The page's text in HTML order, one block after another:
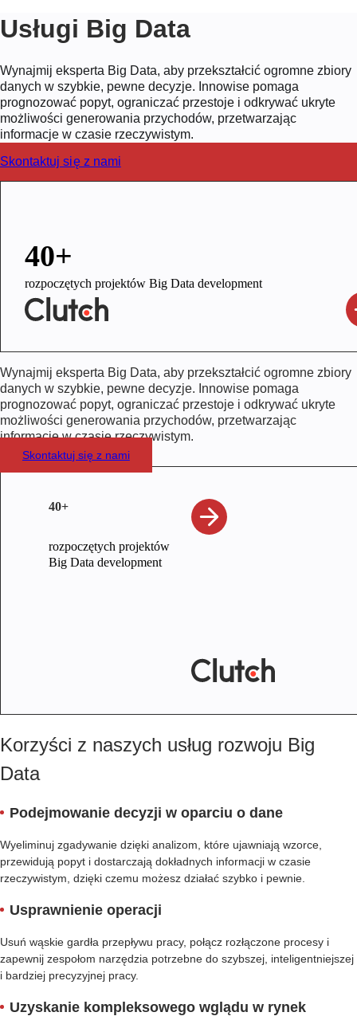
Usługi Big Data
Wynajmij eksperta Big Data, aby przekształcić ogromne zbiory
danych w szybkie, pewne decyzje. Innowise pomaga
prognozować popyt, ograniczać przestoje i odkrywać ukryte
możliwości generowania przychodów, przetwarzając
informacje w czasie rzeczywistym.
Skontaktuj się z nami
40+
rozpoczętych projektów Big Data development
Wynajmij eksperta Big Data, aby przekształcić ogromne zbiory
danych w szybkie, pewne decyzje. Innowise pomaga
prognozować popyt, ograniczać przestoje i odkrywać ukryte
możliwości generowania przychodów, przetwarzając
informacje w czasie rzeczywistym.
Skontaktuj się z nami
40+
rozpoczętych projektów
Big Data development
Korzyści z naszych usług rozwoju Big
Data
Podejmowanie decyzji w oparciu o dane
Wyeliminuj zgadywanie dzięki analizom, które ujawniają wzorce,
przewidują popyt i dostarczają dokładnych informacji w czasie
rzeczywistym, dzięki czemu możesz działać szybko i pewnie.
Usprawnienie operacji
Usuń wąskie gardła przepływu pracy, połącz rozłączone procesy i
zapewnij zespołom narzędzia potrzebne do szybszej, inteligentniejszej
i bardziej precyzyjnej pracy.
Uzyskanie kompleksowego wglądu w rynek